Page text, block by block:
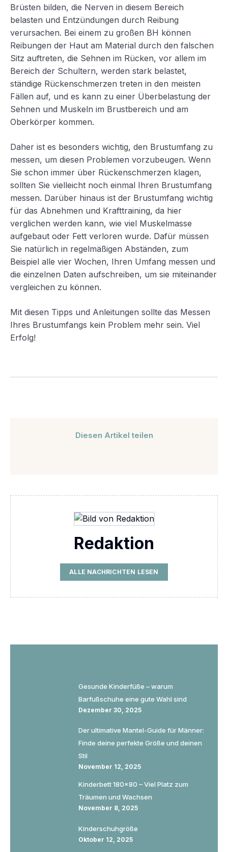
Brüsten bilden, die Nerven in diesem Bereich
belasten und Entzündungen durch Reibung
verursachen. Bei einem zu großen BH können
Reibungen der Haut am Material durch den falschen
Sitz auftreten, die Sehnen im Rücken, vor allem im
Bereich der Schultern, werden stark belastet,
ständige Rückenschmerzen treten in den meisten
Fällen auf, und es kann zu einer Überbelastung der
Sehnen und Muskeln im Brustbereich und am
Oberkörper kommen.
Daher ist es besonders wichtig, den Brustumfang zu
messen, um diesen Problemen vorzubeugen. Wenn
Sie schon immer über Rückenschmerzen klagen,
sollten Sie vielleicht noch einmal Ihren Brustumfang
messen. Darüber hinaus ist der Brustumfang wichtig
für das Abnehmen und Krafttraining, da hier
verglichen werden kann, wie viel Muskelmasse
aufgebaut oder Fett verloren wurde. Dafür müssen
Sie natürlich in regelmäßigen Abständen, zum
Beispiel alle vier Wochen, Ihren Umfang messen und
die einzelnen Daten aufschreiben, um sie miteinander
vergleichen zu können.
Mit diesen Tipps und Anleitungen sollte das Messen
Ihres Brustumfangs kein Problem mehr sein. Viel
Erfolg!
Diesen Artikel teilen
Redaktion
ALLE NACHRICHTEN LESEN
Gesunde Kinderfüße – warum
Barfußschuhe eine gute Wahl sind
Dezember 30, 2025
Der ultimative Mantel-Guide für Männer:
Finde deine perfekte Größe und deinen
Stil
November 12, 2025
Kinderbett 180×80 – Viel Platz zum
Träumen und Wachsen
November 8, 2025
Kinderschuhgröße
Oktober 12, 2025